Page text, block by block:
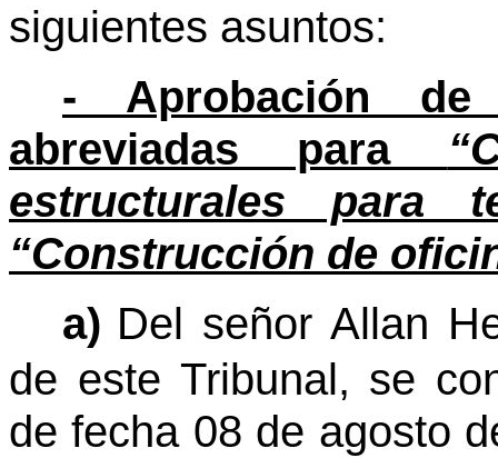
siguientes asuntos:
- Aprobación de
abreviadas para
estructurales para
“Construcción de
a) Del señor Allan
de este Tribunal, se
de fecha 08 de agosto